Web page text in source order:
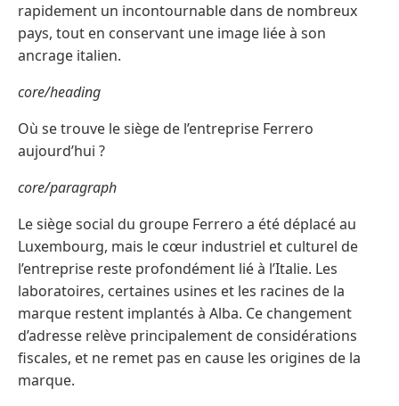
rapidement un incontournable dans de nombreux
pays, tout en conservant une image liée à son
ancrage italien.
core/heading
Où se trouve le siège de l’entreprise Ferrero
aujourd’hui ?
core/paragraph
Le siège social du groupe Ferrero a été déplacé au
Luxembourg, mais le cœur industriel et culturel de
l’entreprise reste profondément lié à l’Italie. Les
laboratoires, certaines usines et les racines de la
marque restent implantés à Alba. Ce changement
d’adresse relève principalement de considérations
fiscales, et ne remet pas en cause les origines de la
marque.